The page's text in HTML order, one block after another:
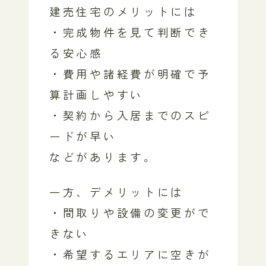
建売住宅のメリットには
・完成物件を見て判断でき
る安心感
・費用や諸経費が明確で予
算計画しやすい
・契約から入居までのスピ
ードが早い
などがあります。
一方、デメリットには
・間取りや設備の変更がで
きない
・希望するエリアに空きが